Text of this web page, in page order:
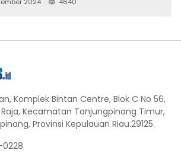
2024 4640
Komplek Bintan Centre, Blok C No 56,
Kecamatan Tanjungpinang Timur,
Provinsi Kepulauan Riau.29125.
0228